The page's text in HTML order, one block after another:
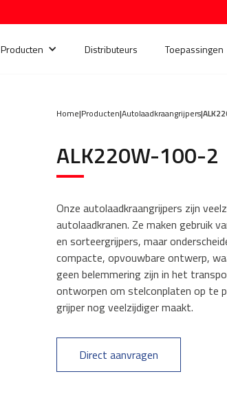
Producten Distributeurs Toepassingen
Home|Producten|Autolaadkraangrijpers|
ALK220W-100-2
Onze autolaadkraangrijpers zijn
autolaadkranen. Ze maken gebruik
en sorteergrijpers, maar
compacte, opvouwbare ontwerp,
geen belemmering zijn in het
ontworpen om stelconplaten op te
grijper nog veelzijdiger maakt.
Direct aanvragen